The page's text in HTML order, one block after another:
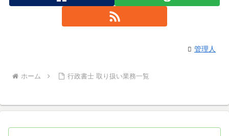
管理人
ホーム 行政書士 取り扱い業務一覧